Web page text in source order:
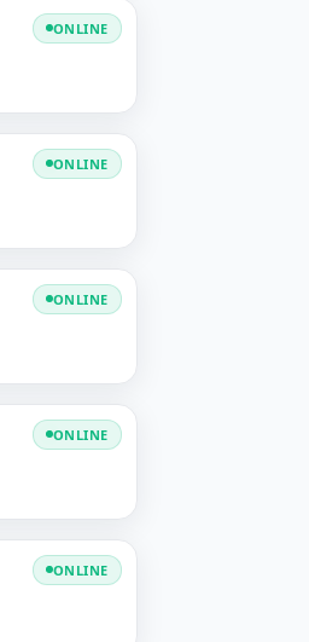
ONLINE
ONLINE
ONLINE
ONLINE
ONLINE